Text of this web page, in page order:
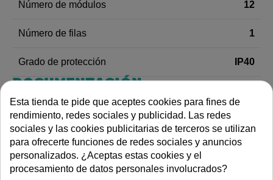
Número de módulos 12
Número de filas 1
Grado de protección IP40
DOCUMENTACIÓN
Declaración DOC CE (Declaración de
Conformidad CE)
Instrucciones de montaje
Otros
Declaración RoHS
Esta tienda te pide que aceptes cookies para fines de
rendimiento, redes sociales y publicidad. Las redes
sociales y las cookies publicitarias de terceros se utilizan
para ofrecerte funciones de redes sociales y anuncios
personalizados. ¿Aceptas estas cookies y el
procesamiento de datos personales involucrados?